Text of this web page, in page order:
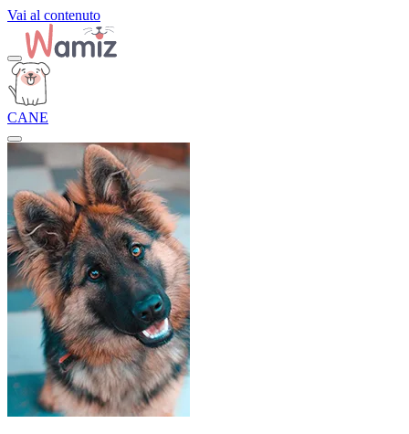
Vai al contenuto
CANE